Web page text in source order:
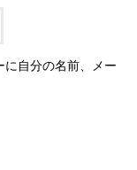
に自分の名前、メー